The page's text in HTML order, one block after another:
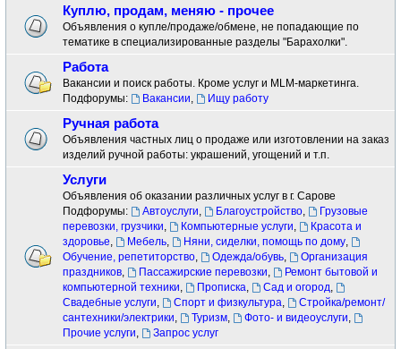
Куплю, продам, меняю - прочее
Объявления о купле/продаже/обмене, не попадающие по
тематике в специализированные разделы "Барахолки".
Работа
Вакансии и поиск работы. Кроме услуг и MLM-маркетинга.
Подфорумы:
Вакансии, Ищу работу
Ручная работа
Объявления частных лиц о продаже или изготовлении на заказ
изделий ручной работы: украшений, угощений и т.п.
Услуги
Объявления об оказании различных услуг в г. Сарове
Подфорумы:
Автоуслуги, Благоустройство,
Грузовые
перевозки, грузчики, Компьютерные услуги,
Красота и
здоровье, Мебель, Няни, сиделки, помощь по дому,
Обучение, репетиторство, Одежда/обувь,
Организация
праздников, Пассажирские перевозки,
Ремонт бытовой и
компьютерной техники, Прописка, Сад и огород,
Свадебные услуги, Спорт и физкультура,
Стройка/ремонт/
сантехники/электрики, Туризм, Фото- и видеоуслуги,
Прочие услуги, Запрос услуг